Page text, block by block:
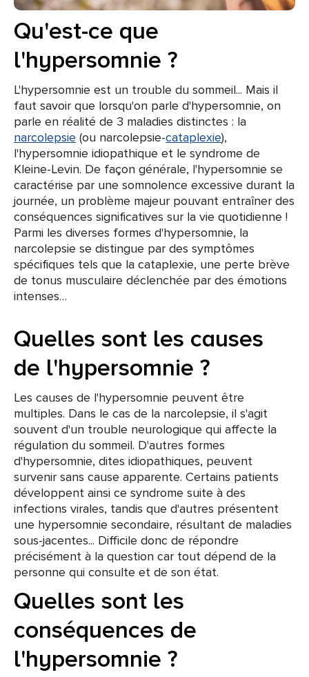
Qu'est-ce que
l'hypersomnie ?
L'hypersomnie est un trouble du sommeil... Mais il
faut savoir que lorsqu'on parle d'hypersomnie, on
parle en réalité de 3 maladies distinctes : la
narcolepsie (ou narcolepsie-cataplexie),
l'hypersomnie idiopathique et le syndrome de
Kleine-Levin. De façon générale, l'hypersomnie se
caractérise par une somnolence excessive durant la
journée, un problème majeur pouvant entraîner des
conséquences significatives sur la vie quotidienne !
Parmi les diverses formes d'hypersomnie, la
narcolepsie se distingue par des symptômes
spécifiques tels que la cataplexie, une perte brève
de tonus musculaire déclenchée par des émotions
intenses…
Quelles sont les causes
de l'hypersomnie ?
Les causes de l'hypersomnie peuvent être
multiples. Dans le cas de la narcolepsie, il s'agit
souvent d'un trouble neurologique qui affecte la
régulation du sommeil. D'autres formes
d'hypersomnie, dites idiopathiques, peuvent
survenir sans cause apparente. Certains patients
développent ainsi ce syndrome suite à des
infections virales, tandis que d'autres présentent
une hypersomnie secondaire, résultant de maladies
sous-jacentes... Difficile donc de répondre
précisément à la question car tout dépend de la
personne qui consulte et de son état.
Quelles sont les
conséquences de
l'hypersomnie ?